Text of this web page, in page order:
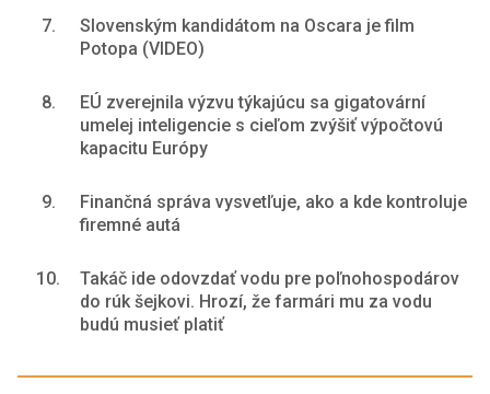
7.
Slovenským kandidátom na Oscara je film
Potopa (VIDEO)
8.
EÚ zverejnila výzvu týkajúcu sa gigatovární
umelej inteligencie s cieľom zvýšiť výpočtovú
kapacitu Európy
9.
Finančná správa vysvetľuje, ako a kde kontroluje
firemné autá
10.
Takáč ide odovzdať vodu pre poľnohospodárov
do rúk šejkovi. Hrozí, že farmári mu za vodu
budú musieť platiť